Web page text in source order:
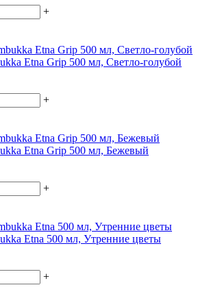
+
Etna Grip 500 мл, Светло-голубой
+
Etna Grip 500 мл, Бежевый
+
Etna 500 мл, Утренние цветы
+